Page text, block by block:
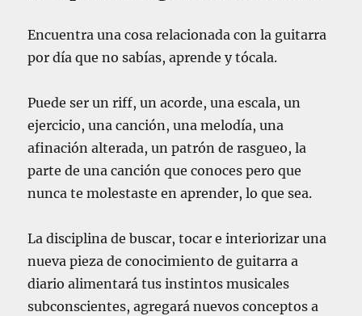
Encuentra una cosa relacionada con la guitarra
por día que no sabías, aprende y tócala.
Puede ser un riff, un acorde, una escala, un
ejercicio, una canción, una melodía, una
afinación alterada, un patrón de rasgueo, la
parte de una canción que conoces pero que
nunca te molestaste en aprender, lo que sea.
La disciplina de buscar, tocar e interiorizar una
nueva pieza de conocimiento de guitarra a
diario alimentará tus instintos musicales
subconscientes, agregará nuevos conceptos a